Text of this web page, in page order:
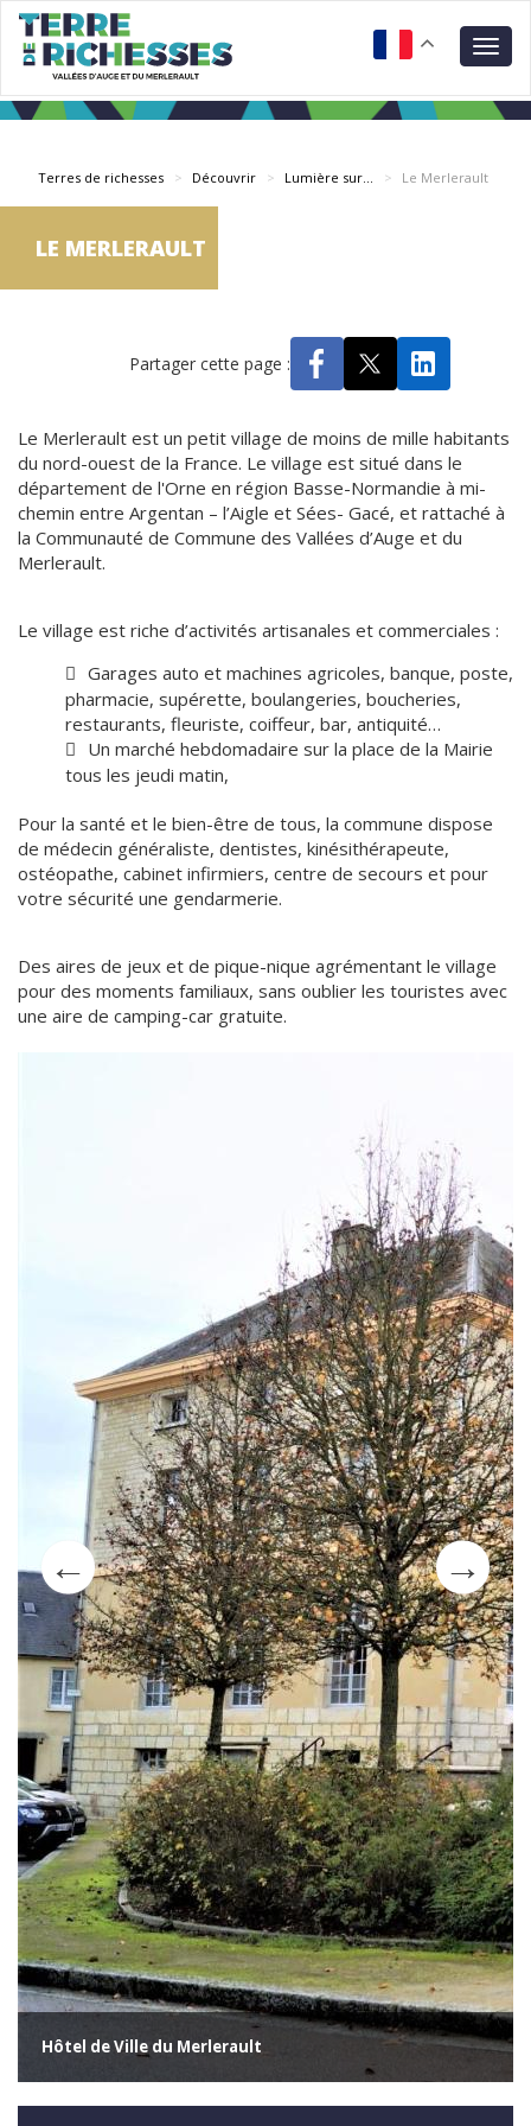
Aller
contenu
principal
Terres de richesses Découvrir Lumière sur... Le Merlerault
LE MERLERAULT
Partager cette page :
Contenu
de
page
Le Merlerault est un petit village de moins de mille habitants
du nord-ouest de la France. Le village est situé dans le
département de l'Orne en région Basse-Normandie à mi-
chemin entre Argentan – l’Aigle et Sées- Gacé, et rattaché à
la Communauté de Commune des Vallées d’Auge et du
Merlerault.
Le village est riche d’activités artisanales et commerciales :
Garages auto et machines agricoles, banque, poste,
pharmacie, supérette, boulangeries, boucheries,
restaurants, fleuriste, coiffeur, bar, antiquité…
Un marché hebdomadaire sur la place de la Mairie
tous les jeudi matin,
Pour la santé et le bien-être de tous, la commune dispose
de médecin généraliste, dentistes, kinésithérapeute,
ostéopathe, cabinet infirmiers, centre de secours et pour
votre sécurité une gendarmerie.
Des aires de jeux et de pique-nique agrémentant le village
pour des moments familiaux, sans oublier les touristes avec
une aire de camping-car gratuite.
Hôtel de Ville du Merlerault
Panneau de gestion des cookies